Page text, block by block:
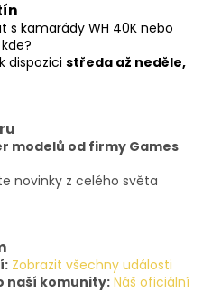
s kamarády WH 40K nebo
dispozici středa až neděle,
modelů od firmy Games
novinky z celého světa
Zobrazit všechny události
naší komunity: Náš oficiální